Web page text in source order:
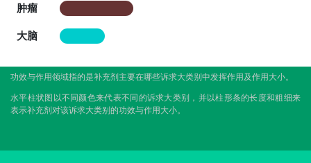
肿瘤
大脑
功效与作用领域指的是补充剂主要在哪些诉求大类别中发挥作用及作用大小。
水平柱状图以不同颜色来代表不同的诉求大类别，并以柱形条的长度和粗细来
表示补充剂对该诉求大类别的功效与作用大小。